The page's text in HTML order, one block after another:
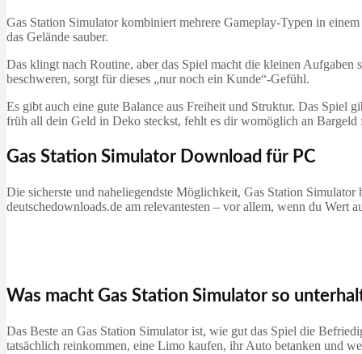
Gas Station Simulator kombiniert mehrere Gameplay-Typen in
das Gelände sauber.
Das klingt nach Routine, aber das Spiel macht die kleinen
beschweren, sorgt für dieses „nur noch ein Kunde“-Gefühl.
Es gibt auch eine gute Balance aus Freiheit und Struktur. Das Spiel
früh all dein Geld in Deko steckst, fehlt es dir womöglich an Bargeld
Gas Station Simulator Download für PC
Die sicherste und naheliegendste Möglichkeit, Gas Station
deutschedownloads.de am relevantesten – vor allem, wenn du Wert
Was macht Gas Station Simulator so
Das Beste an Gas Station Simulator ist, wie gut das Spiel die
tatsächlich reinkommen, eine Limo kaufen, ihr Auto betanken und